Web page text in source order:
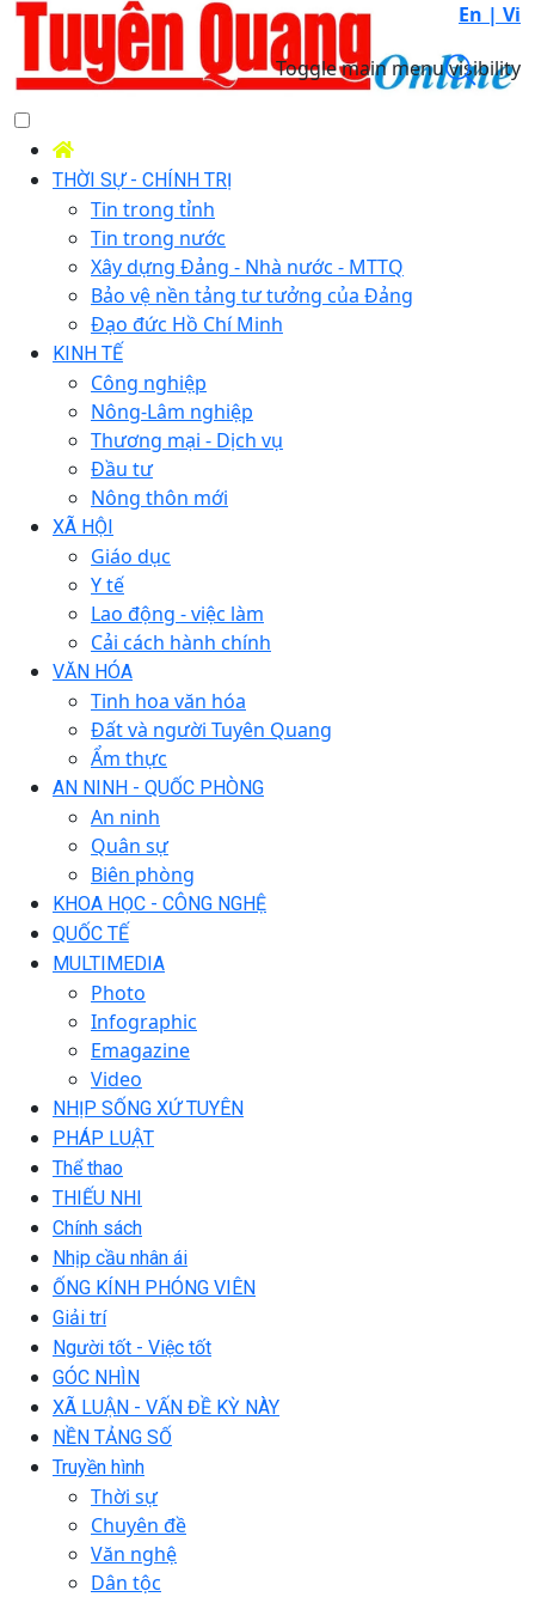
En | Vi
Toggle main menu visibility
THỜI SỰ - CHÍNH TRỊ
Tin trong tỉnh
Tin trong nước
Xây dựng Đảng - Nhà nước - MTTQ
Bảo vệ nền tảng tư tưởng của Đảng
Đạo đức Hồ Chí Minh
KINH TẾ
Công nghiệp
Nông-Lâm nghiệp
Thương mại - Dịch vụ
Đầu tư
Nông thôn mới
XÃ HỘI
Giáo dục
Y tế
Lao động - việc làm
Cải cách hành chính
VĂN HÓA
Tinh hoa văn hóa
Đất và người Tuyên Quang
Ẩm thực
AN NINH - QUỐC PHÒNG
An ninh
Quân sự
Biên phòng
KHOA HỌC - CÔNG NGHỆ
QUỐC TẾ
MULTIMEDIA
Photo
Infographic
Emagazine
Video
NHỊP SỐNG XỨ TUYÊN
PHÁP LUẬT
Thể thao
THIẾU NHI
Chính sách
Nhịp cầu nhân ái
ỐNG KÍNH PHÓNG VIÊN
Giải trí
Người tốt - Việc tốt
GÓC NHÌN
XÃ LUẬN - VẤN ĐỀ KỲ NÀY
NỀN TẢNG SỐ
Truyền hình
Thời sự
Chuyên đề
Văn nghệ
Dân tộc